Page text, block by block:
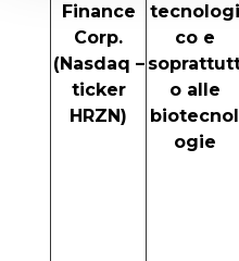
Finance
Corp.
(Nasdaq –
ticker
HRZN)
tecnologi
co e
o alle
biotecnol
ogie